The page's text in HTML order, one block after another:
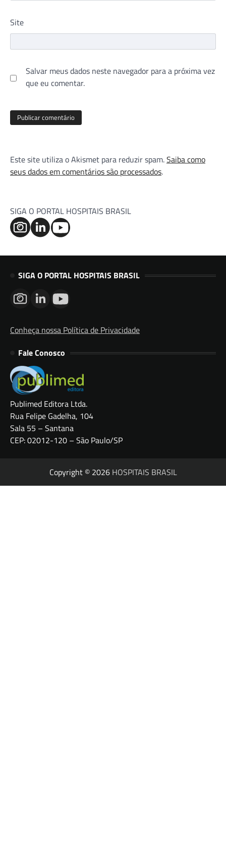
Site
Salvar meus dados neste navegador para a próxima vez
que eu comentar.
Este site utiliza o Akismet para reduzir spam.Saiba como
seus dados em comentários são processados.
SIGA O PORTAL HOSPITAIS BRASIL
SIGA O PORTAL HOSPITAIS BRASIL
Conheça nossa Política de Privacidade
Fale Conosco
Publimed Editora Ltda.
Rua Felipe Gadelha, 104
Sala 55 – Santana
CEP: 02012-120 – São Paulo/SP
Copyright © 2026 HOSPITAIS BRASIL